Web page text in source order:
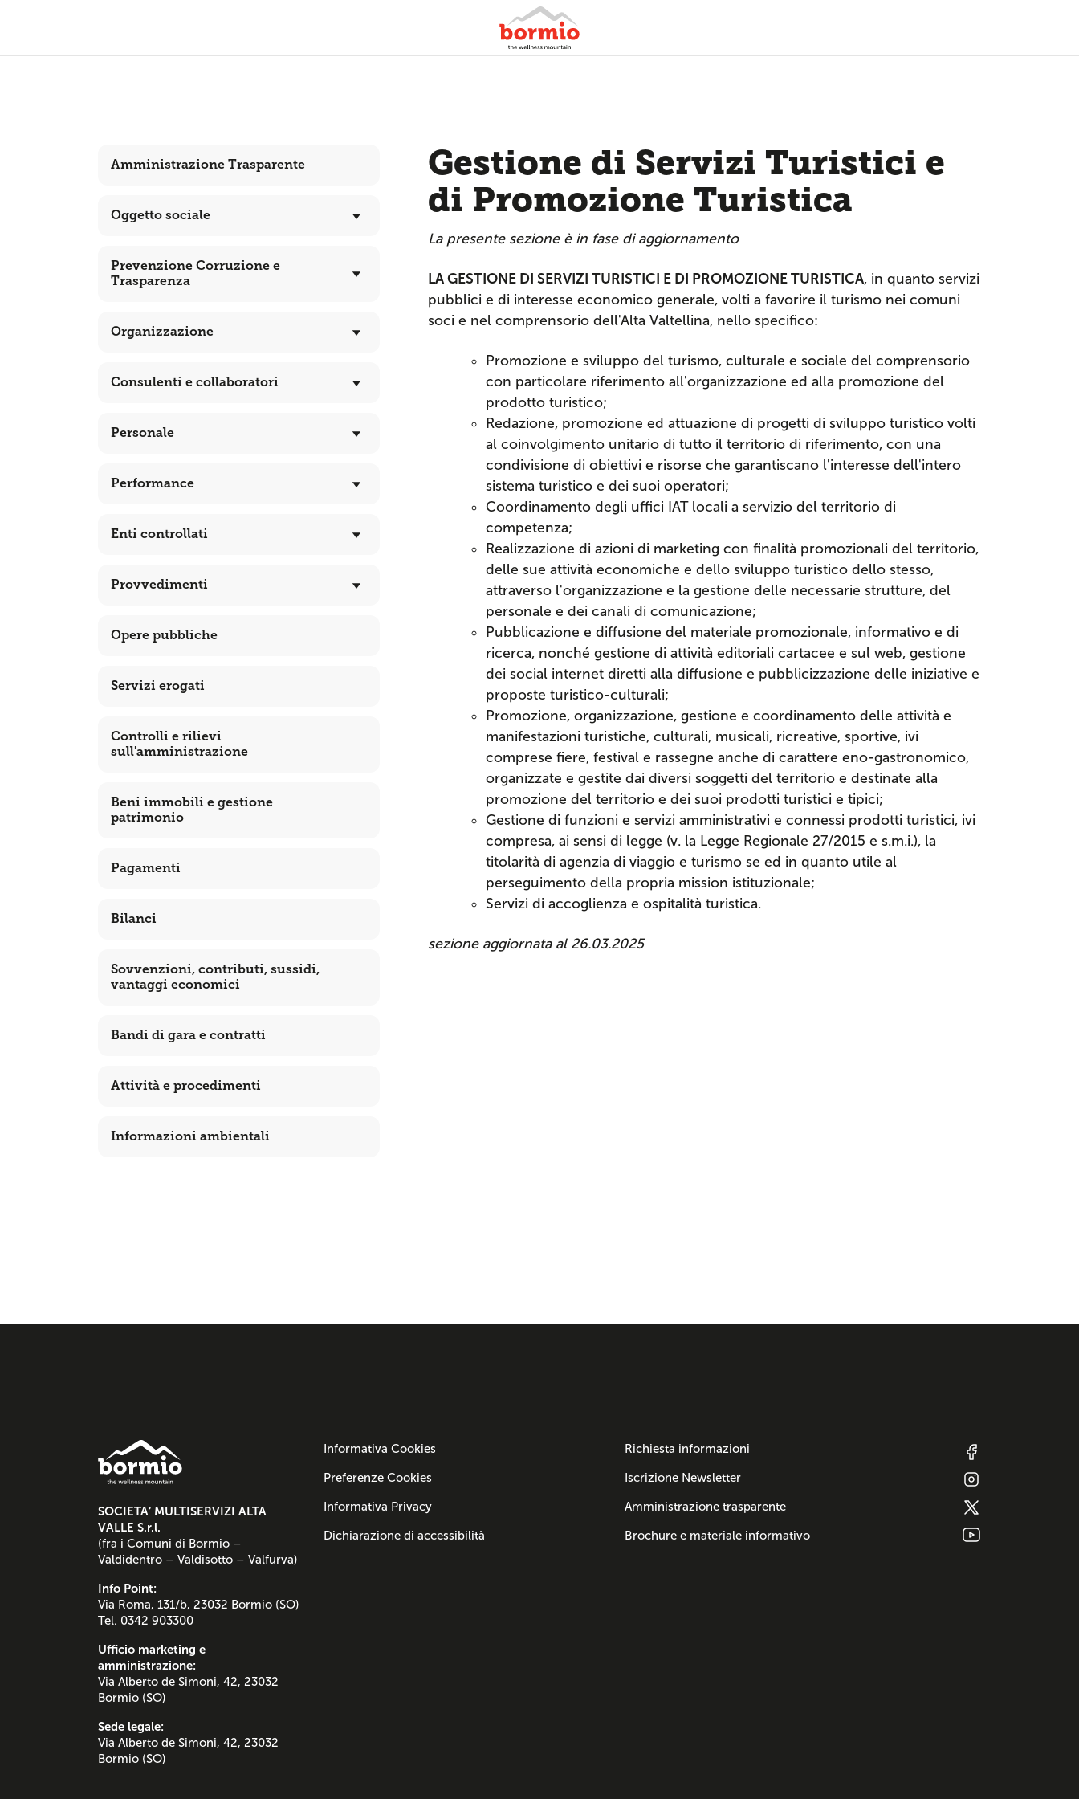
Amministrazione Trasparente
Oggetto sociale
Prevenzione Corruzione e
Trasparenza
Organizzazione
Consulenti e collaboratori
Personale
Performance
Enti controllati
Provvedimenti
Opere pubbliche
Servizi erogati
Controlli e rilievi
sull'amministrazione
Beni immobili e gestione
patrimonio
Pagamenti
Bilanci
Sovvenzioni, contributi, sussidi,
vantaggi economici
Bandi di gara e contratti
Attività e procedimenti
Informazioni ambientali
Gestione di Servizi Turistici e
di Promozione Turistica
La presente sezione è in fase di aggiornamento
LA GESTIONE DI SERVIZI TURISTICI E DI PROMOZIONE TURISTICA, in quanto servizi
pubblici e di interesse economico generale, volti a favorire il turismo nei comuni
soci e nel comprensorio dell'Alta Valtellina, nello specifico:
Promozione e sviluppo del turismo, culturale e sociale del comprensorio
con particolare riferimento all'organizzazione ed alla promozione del
prodotto turistico;
Redazione, promozione ed attuazione di progetti di sviluppo turistico volti
al coinvolgimento unitario di tutto il territorio di riferimento, con una
condivisione di obiettivi e risorse che garantiscano l'interesse dell'intero
sistema turistico e dei suoi operatori;
Coordinamento degli uffici IAT locali a servizio del territorio di
competenza;
Realizzazione di azioni di marketing con finalità promozionali del territorio,
delle sue attività economiche e dello sviluppo turistico dello stesso,
attraverso l'organizzazione e la gestione delle necessarie strutture, del
personale e dei canali di comunicazione;
Pubblicazione e diffusione del materiale promozionale, informativo e di
ricerca, nonché gestione di attività editoriali cartacee e sul web, gestione
dei social internet diretti alla diffusione e pubblicizzazione delle iniziative e
proposte turistico-culturali;
Promozione, organizzazione, gestione e coordinamento delle attività e
manifestazioni turistiche, culturali, musicali, ricreative, sportive, ivi
comprese fiere, festival e rassegne anche di carattere eno-gastronomico,
organizzate e gestite dai diversi soggetti del territorio e destinate alla
promozione del territorio e dei suoi prodotti turistici e tipici;
Gestione di funzioni e servizi amministrativi e connessi prodotti turistici, ivi
compresa, ai sensi di legge (v. la Legge Regionale 27/2015 e s.m.i.), la
titolarità di agenzia di viaggio e turismo se ed in quanto utile al
perseguimento della propria mission istituzionale;
Servizi di accoglienza e ospitalità turistica.
sezione aggiornata al 26.03.2025
SOCIETA’ MULTISERVIZI ALTA
VALLE S.r.l.
(fra i Comuni di Bormio –
Valdidentro – Valdisotto – Valfurva)
Info Point:
Via Roma, 131/b, 23032 Bormio (SO)
Tel. 0342 903300
Ufficio marketing e
amministrazione:
Via Alberto de Simoni, 42, 23032
Bormio (SO)
Sede legale:
Via Alberto de Simoni, 42, 23032
Bormio (SO)
Informativa Cookies
Preferenze Cookies
Informativa Privacy
Dichiarazione di accessibilità
Richiesta informazioni
Iscrizione Newsletter
Amministrazione trasparente
Brochure e materiale informativo